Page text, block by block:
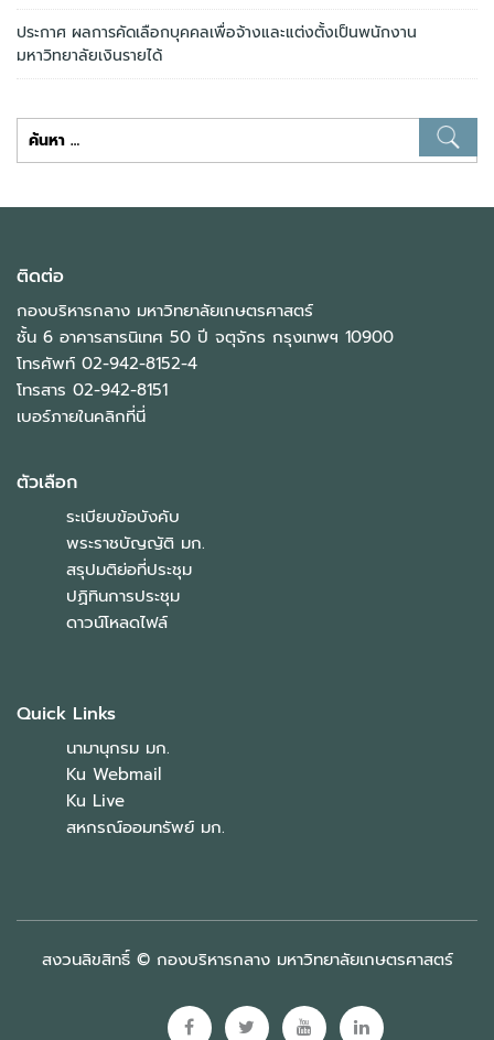
ประกาศ ผลการคัดเลือกบุคคลเพื่อจ้างและแต่งตั้งเป็นพนักงาน
มหาวิทยาลัยเงินรายได้
ค้นหา
สำหรับ:
ติดต่อ
กองบริหารกลาง มหาวิทยาลัยเกษตรศาสตร์
ชั้น 6 อาคารสารนิเทศ 50 ปี จตุจักร กรุงเทพฯ 10900
โทรศัพท์ 02-942-8152-4
โทรสาร 02-942-8151
เบอร์ภายในคลิกที่นี่
ตัวเลือก
ระเบียบข้อบังคับ
พระราชบัญญัติ มก.
สรุปมติย่อที่ประชุม
ปฏิทินการประชุม
ดาวน์โหลดไฟล์
Quick Links
นามานุกรม มก.
Ku Webmail
Ku Live
สหกรณ์ออมทรัพย์ มก.
สงวนลิขสิทธิ์ © กองบริหารกลาง มหาวิทยาลัยเกษตรศาสตร์